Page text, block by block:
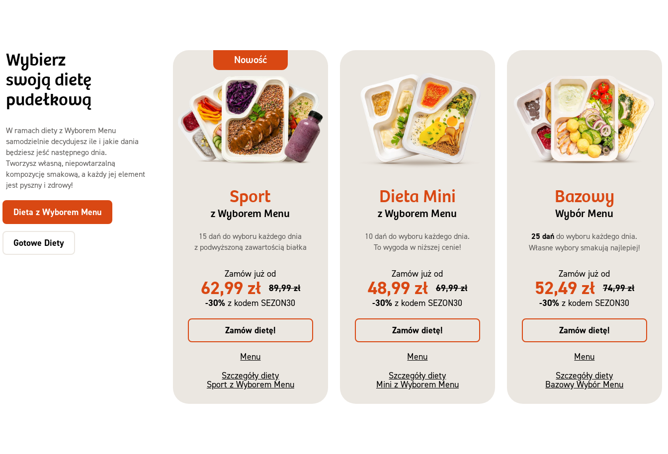
Wybierz
swoją dietę
pudełkową
W ramach diety z Wyborem Menu
samodzielnie decydujesz ile i jakie dania
będziesz jeść następnego dnia.
Tworzysz własną, niepowtarzalną
kompozycję smakową, a każdy jej element
jest pyszny i zdrowy!
Dieta z Wyborem Menu
Gotowe Diety
Dieta
Nowość
Sport
z Wyborem Menu
15 dań do wyboru każdego dnia
z podwyższoną zawartością białka
Zamów już od
62,99 zł
89,99 zł
-30% z kodem SEZON30
Zamów dietę!
Menu
Szczegóły diety
Sport z Wyborem Menu
Dieta Mini
z Wyborem Menu
10 dań do wyboru każdego dnia.
To wygoda w niższej cenie!
Zamów już od
48,99 zł
69,99 zł
-30% z kodem SEZON30
Zamów dietę!
Menu
Szczegóły diety
Mini z Wyborem Menu
Bazowy
Wybór Menu
25 dań do wyboru każdego dnia.
Własne wybory smakują najlepiej!
Zamów już od
52,49 zł
74,99 zł
-30% z kodem SEZON30
Zamów dietę!
Menu
Szczegóły diety
Bazowy Wybór Menu